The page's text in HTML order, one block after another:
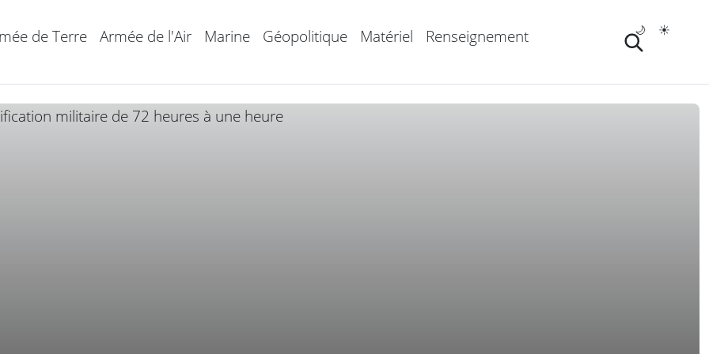
de Terre Armée de l'Air Marine Géopolitique Matériel Renseignement ☀️
🌙